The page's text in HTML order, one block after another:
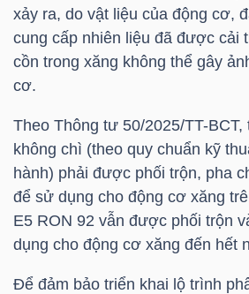
xảy ra, do vật liệu của động cơ,
cung cấp nhiên liệu đã được cải
cồn trong xăng không thể gây
cơ.
Theo Thông tư 50/2025/TT-
không chì (theo quy chuẩn kỹ
hành) phải được phối trộn, pha
để sử dụng cho động cơ xăng
E5 RON 92 vẫn được phối trộn
dụng cho động cơ xăng đến hết
Để đảm bảo triển khai lộ trình
NGHIỆP
PHIẾU
PHÁI
SINH